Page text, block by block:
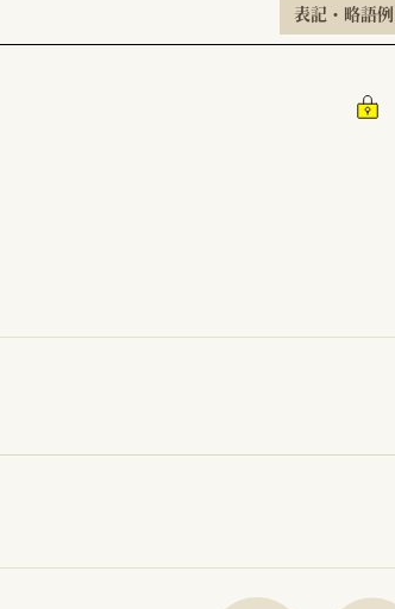
表記・略語例